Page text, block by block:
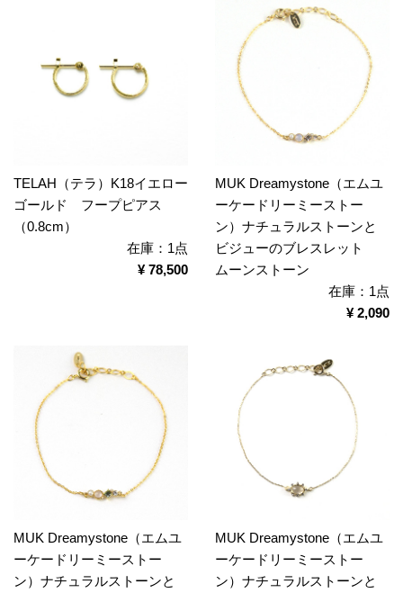
TELAH（テラ）K18イエロー
ゴールド フープピアス
（0.8cm）
在庫：1点
¥ 78,500
MUK Dreamystone（エムユ
ーケードリーミーストー
ン）ナチュラルストーンと
ビジューのブレスレット
ムーンストーン
在庫：1点
¥ 2,090
MUK Dreamystone（エムユ
ーケードリーミーストー
ン）ナチュラルストーンと
MUK Dreamystone（エムユ
ーケードリーミーストー
ン）ナチュラルストーンと